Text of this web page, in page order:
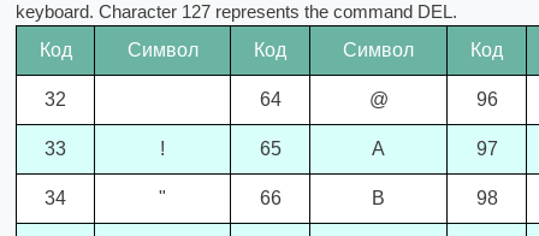
keyboard. Character 127 represents the command DEL.
Код
Символ Код Символ Код
32 64 @ 96
33 ! 65 A 97
34 " 66 B 98